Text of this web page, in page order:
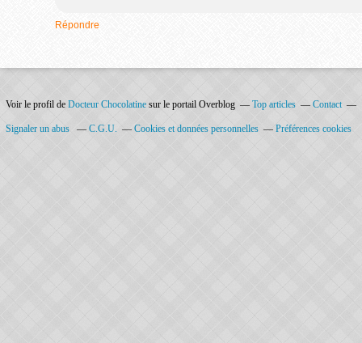
Répondre
Voir le profil de Docteur Chocolatine sur le portail Overblog Top articles Contact
Signaler un abus C.G.U. Cookies et données personnelles Préférences cookies